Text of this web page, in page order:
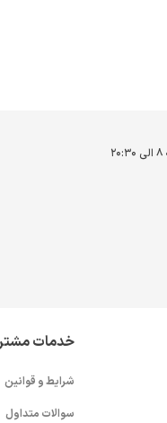
خدمات
شرایط و قوانین
سوالات متداول